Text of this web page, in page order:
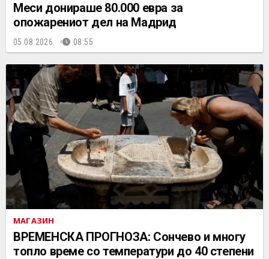
Меси донираше 80.000 евра за
опожарениот дел на Мадрид
05.08.2026. 08:55
МАГАЗИН
ВРЕМЕНСКА ПРОГНОЗА: Сончево и многу
топло време со температури до 40 степени